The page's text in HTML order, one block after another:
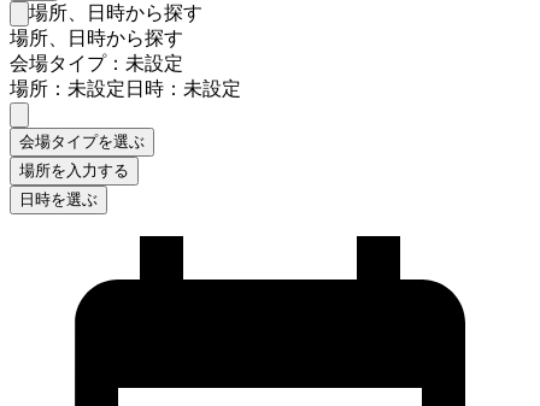
検索フォームを閉じる
場所、日時から探す
場所、日時から探す
会場タイプ：未設定
場所：未設定日時：未設定
会場タイプを選ぶ
場所を入力する
日時を選ぶ